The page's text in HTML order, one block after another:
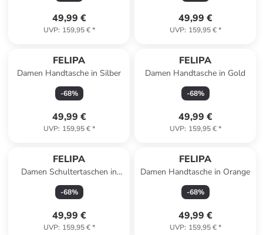
49,99 €
UVP: 159,95 €*
49,99 €
UVP: 159,95 €*
FELIPA
Damen Handtasche in Silber
-68%
49,99 €
UVP: 159,95 €*
FELIPA
Damen Handtasche in Gold
-68%
49,99 €
UVP: 159,95 €*
FELIPA
Damen Schultertaschen in
Grau Mehrfarbig
-68%
49,99 €
UVP: 159,95 €*
FELIPA
Damen Handtasche in Orange
-68%
49,99 €
UVP: 159,95 €*